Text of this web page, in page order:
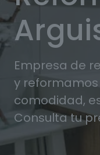
Empresa de
y
comodidad,
Consulta tu